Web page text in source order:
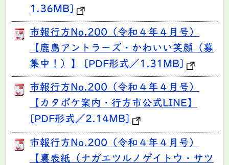
1.36MB]
市報行方No.200（令和４年４月号）
【鹿島アントラーズ・かわいい笑顔（募
集中！）】 [PDF形式／1.31MB]
市報行方No.200（令和４年４月号）
【カタポケ案内・行方市公式LINE】
[PDF形式／2.14MB]
市報行方No.200（令和４年４月号）
【裏表紙（ナガエツルノゲイトウ・サツ